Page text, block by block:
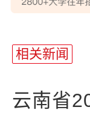
相关新闻
云南省